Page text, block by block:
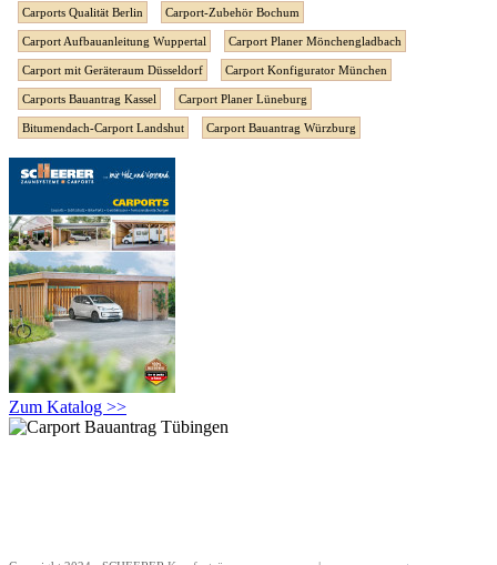
Carports Qualität Berlin Carport-Zubehör Bochum
Carport Aufbauanleitung Wuppertal Carport Planer Mönchengladbach
Carport mit Geräteraum Düsseldorf Carport Konfigurator München
Carports Bauantrag Kassel Carport Planer Lüneburg
Bitumendach-Carport Landshut Carport Bauantrag Würzburg
Zum Katalog >>